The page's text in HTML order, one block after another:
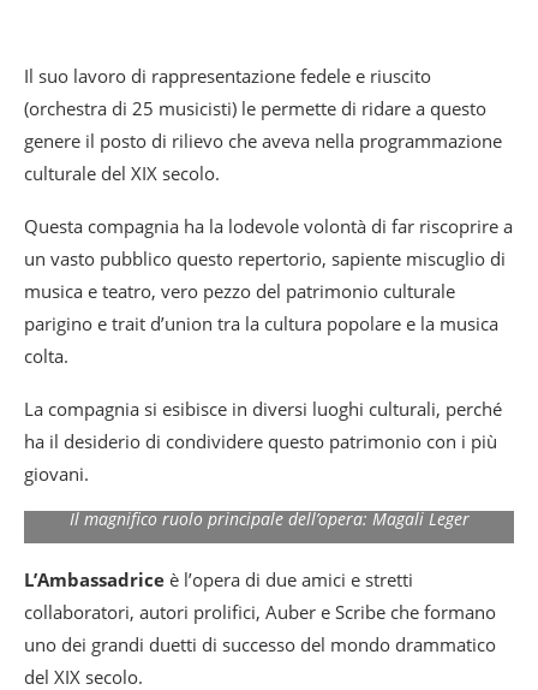
Il suo lavoro di rappresentazione fedele e riuscito
(orchestra di 25 musicisti) le permette di ridare a questo
genere il posto di rilievo che aveva nella programmazione
culturale del XIX secolo.
Questa compagnia ha la lodevole volontà di far riscoprire a
un vasto pubblico questo repertorio, sapiente miscuglio di
musica e teatro, vero pezzo del patrimonio culturale
parigino e trait d’union tra la cultura popolare e la musica
colta.
La compagnia si esibisce in diversi luoghi culturali, perché
ha il desiderio di condividere questo patrimonio con i più
giovani.
Il magnifico ruolo principale dell’opera: Magali Leger
L’Ambassadrice è l’opera di due amici e stretti
collaboratori, autori prolifici, Auber e Scribe che formano
uno dei grandi duetti di successo del mondo drammatico
del XIX secolo.